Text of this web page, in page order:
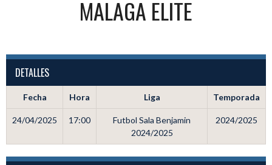
MALAGA ELITE
DETALLES
Fecha Hora Liga Temporada
24/04/2025 17:00
Futbol Sala Benjamin
2024/2025
2024/2025